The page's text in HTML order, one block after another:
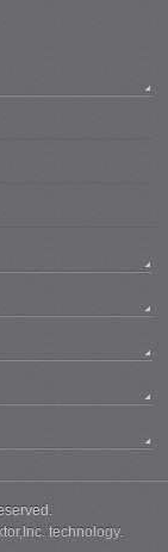
technology.